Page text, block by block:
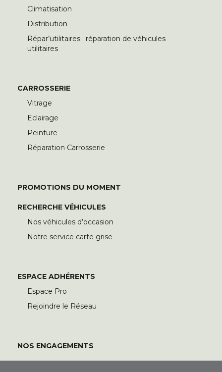
Climatisation
Distribution
Répar’utilitaires : réparation de véhicules
utilitaires
CARROSSERIE
Vitrage
Eclairage
Peinture
Réparation Carrosserie
PROMOTIONS DU MOMENT
RECHERCHE VÉHICULES
Nos véhicules d’occasion
Notre service carte grise
ESPACE ADHÉRENTS
Espace Pro
Rejoindre le Réseau
NOS ENGAGEMENTS